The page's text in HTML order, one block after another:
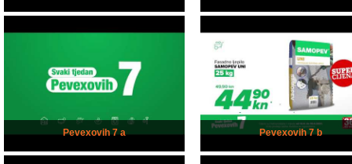
Pevexovih 7 a Pevexovih 7 b